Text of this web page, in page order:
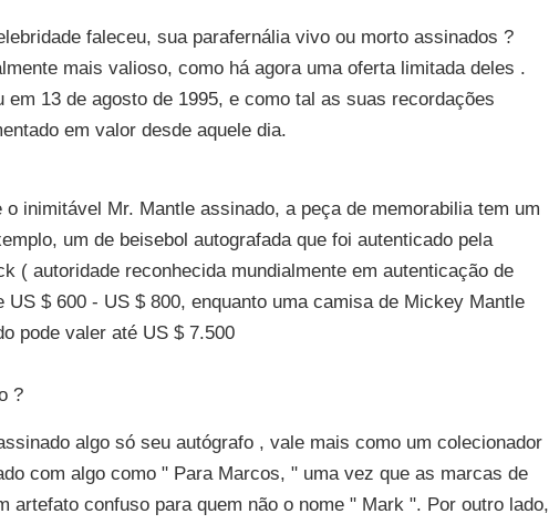
faleceu, sua parafernália vivo ou morto assinados ?
mais valioso, como há agora uma oferta limitada deles .
em 13 de agosto de 1995, e como tal as suas recordações
em valor desde aquele dia.
o inimitável Mr. Mantle assinado, a peça de memorabilia tem um
um de beisebol autografada que foi autenticado pela
( autoridade reconhecida mundialmente em autenticação de
US $ 600 - US $ 800, enquanto uma camisa de Mickey Mantle
pode valer até US $ 7.500
?
algo só seu autógrafo , vale mais como um colecionador
com algo como " Para Marcos, " uma vez que as marcas de
artefato confuso para quem não o nome " Mark ". Por outro lado,